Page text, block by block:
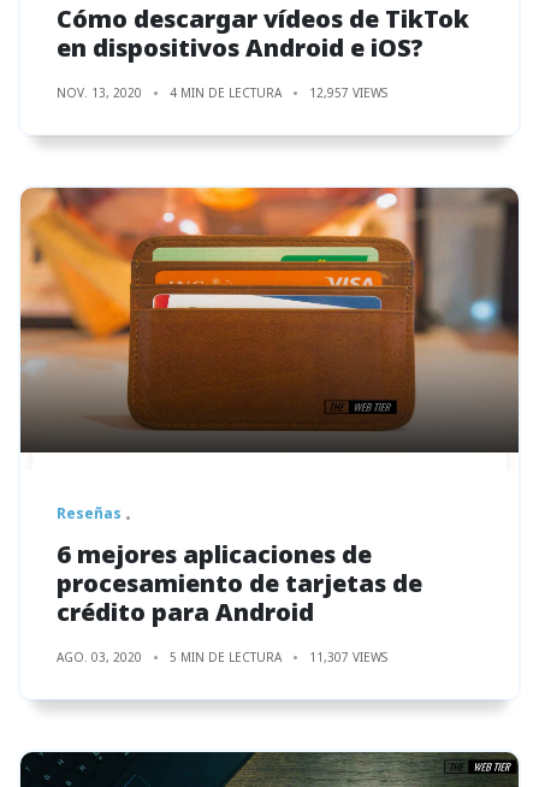
Cómo descargar vídeos de TikTok
en dispositivos Android e iOS?
NOV. 13, 2020 4 MIN DE LECTURA 12,957 VIEWS
Reseñas
6 mejores aplicaciones de
procesamiento de tarjetas de
crédito para Android
AGO. 03, 2020 5 MIN DE LECTURA 11,307 VIEWS